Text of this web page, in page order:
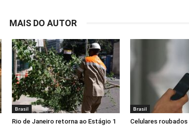
MAIS DO AUTOR
Brasil
Rio de Janeiro retorna ao Estágio 1
Brasil
Celulares